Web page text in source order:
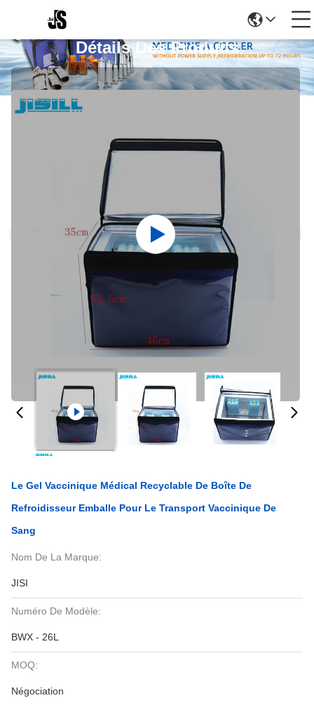
Détails Des Produits
Le Gel Vaccinique Médical Recyclable De Boîte De
Refroidisseur Emballe Pour Le Transport Vaccinique De
Sang
Nom De La Marque:
JISI
Numéro De Modèle:
BWX - 26L
MOQ:
Négociation